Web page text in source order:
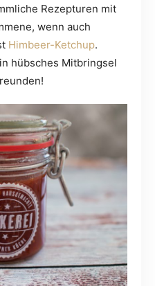
Rezepturen mit
wenn auch
Himbeer-Ketchup.
hübsches Mitbringsel